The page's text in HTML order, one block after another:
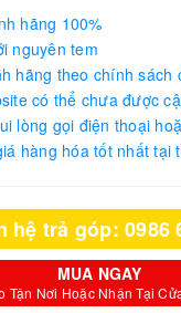
hãng 100%
nguyên tem
hãng theo chính sách
có thể chưa được
lòng gọi điện thoại
hàng hóa tốt nhất tại
hệ trả góp: 0986
MUA NGAY
Tận Nơi Hoặc Nhận Tại